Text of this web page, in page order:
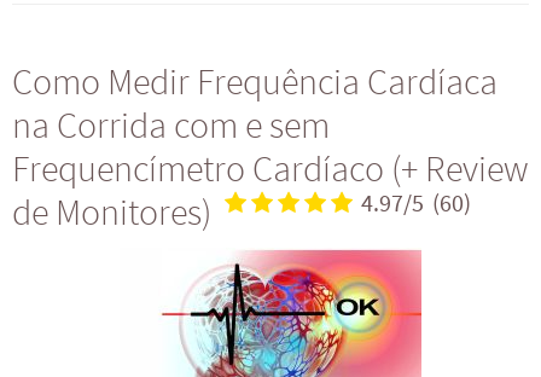
Como Medir Frequência Cardíaca
na Corrida com e sem
Frequencímetro Cardíaco (+ Review
de Monitores)
4.97/5 (60)